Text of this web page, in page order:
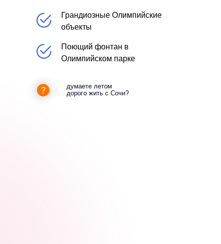
Грандиозные Олимпийские
объекты
Поющий фонтан в
Олимпийском парке
думаете летом
дорого жить с Сочи?